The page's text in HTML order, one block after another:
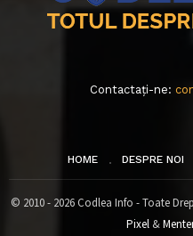
Contactați-ne:
HOME DESPRE NOI
© 2010 - 2026 Codlea Info - Toate
Pixel&